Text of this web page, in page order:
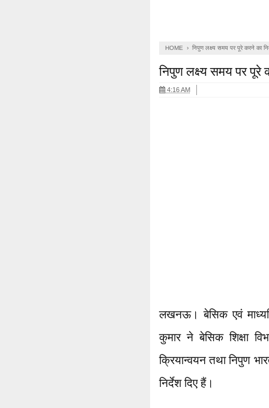
HOME › निपुण लक्ष्य समय पर पूरे करने का
निपुण लक्ष्य समय पर पूरे
4:16 AM
लखनऊ। बेसिक एवं
कुमार ने बेसिक शिक्षा
क्रियान्वयन तथा निपुण
निर्देश दिए हैं।